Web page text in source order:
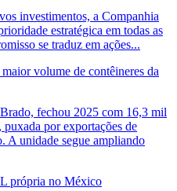
investimentos, a Companhia
estratégica em todas as
se traduz em ações...
volume de contêineres da
fechou 2025 com 16,3 mil
por exportações de
A unidade segue ampliando
própria no México